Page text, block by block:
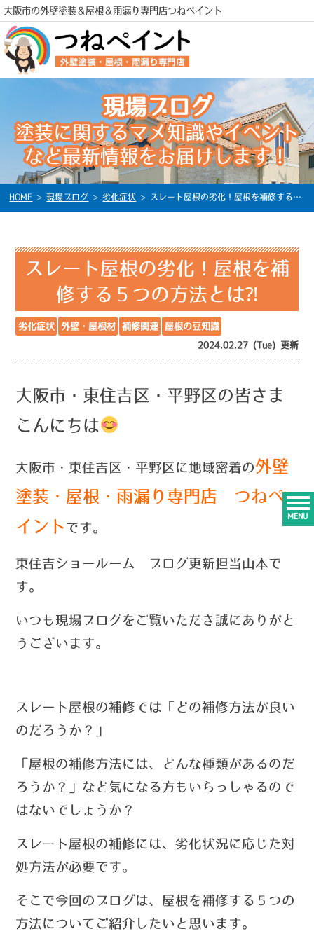
大阪市の外壁塗装＆屋根＆雨漏り専門店つねペイント
電話
MENU
現場ブログ
塗装に関するマメ知識やイベント
など最新情報をお届けします！
HOME >現場ブログ >劣化症状 > スレート屋根の劣化！屋根を補修する５つの方法とは⁈
スレート屋根の劣化！屋根を補
修する５つの方法とは⁈
劣化症状 外壁・屋根材 補修関連 屋根の豆知識
2024.02.27 (Tue) 更新
大阪市・東住吉区・平野区の皆さま
こんにちは
大阪市・東住吉区・平野区に地域密着の外壁
塗装・屋根・雨漏り専門店 つねペ
イント です。
東住吉ショールーム ブログ更新担当山本で
す。
いつ も現場ブログをご覧いただき誠にありがと
うございます。
スレート屋根の補修では「どの補修方法が良い
のだろうか？」
「屋根の補修方法には、どんな種類があるのだ
ろうか？」 など気になる方もいらっしゃるので
はないでしょうか？
スレート屋根の補修には、劣化状況に応じた対
処方法が必要です。
そこで今回のブログは、屋根を補修する５つの
方法についてご紹介したいと思います。